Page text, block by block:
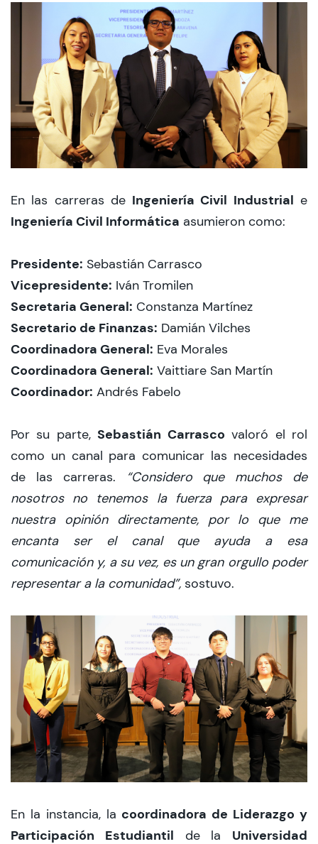
En las carreras de Ingeniería Civil Industrial e
Ingeniería Civil Informática asumieron como:
Presidente: Sebastián Carrasco
Vicepresidente: Iván Tromilen
Secretaria General: Constanza Martínez
Secretario de Finanzas: Damián Vilches
Coordinadora General: Eva Morales
Coordinadora General: Vaittiare San Martín
Coordinador: Andrés Fabelo
Por su parte,Sebastián Carrasco valoró el rol
como un canal para comunicar las necesidades
de las carreras.
“Considero que muchos de
nosotros no tenemos la fuerza para expresar
nuestra opinión directamente, por lo que me
encanta ser el canal que ayuda a esa
comunicación y, a su vez, es un gran orgullo poder
representar a la comunidad”, sostuvo.
En la instancia, la coordinadora de Liderazgo y
Participación Estudiantil de la Universidad